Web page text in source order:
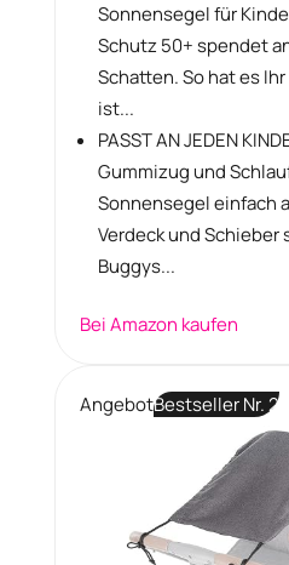
Sonnensegel für
Schutz 50+ spendet
Schatten. So hat es
ist...
PASST AN JEDEN
Gummizug und
Sonnensegel einfach
Verdeck und Schieber
Buggys...
Bei Amazon kaufen
AngebotBestseller Nr. 2